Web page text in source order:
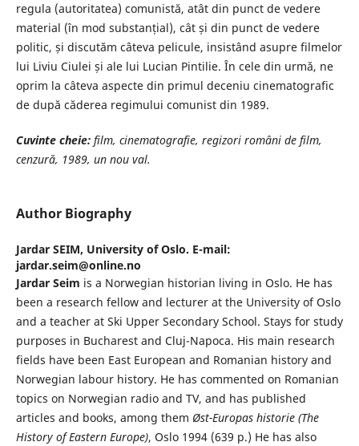
regula (autoritatea) comunistă, atât din punct de vedere
material (în mod substanțial), cât și din punct de vedere
politic, și discutăm câteva pelicule, insistând asupre filmelor
lui Liviu Ciulei și ale lui Lucian Pintilie. În cele din urmă, ne
oprim la câteva aspecte din primul deceniu cinematografic
de după căderea regimului comunist din 1989.
Cuvinte cheie: film, cinematografie, regizori români de film,
cenzură, 1989, un nou val.
Author Biography
Jardar SEIM, University of Oslo. E-mail:
jardar.seim@online.no
Jardar Seim is a Norwegian historian living in Oslo. He has
been a research fellow and lecturer at the University of Oslo
and a teacher at Ski Upper Secondary School. Stays for study
purposes in Bucharest and Cluj-Napoca. His main research
fields have been East European and Romanian history and
Norwegian labour history. He has commented on Romanian
topics on Norwegian radio and TV, and has published
articles and books, among them Øst-Europas historie (The
History of Eastern Europe), Oslo 1994 (639 p.) He has also